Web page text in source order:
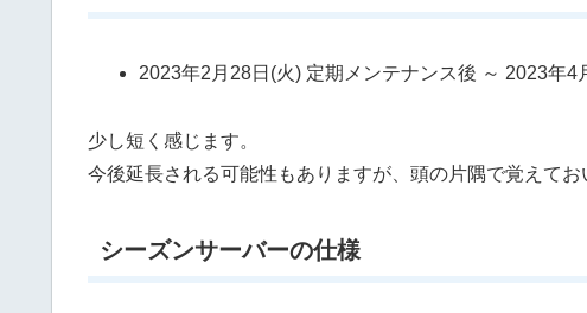
2023年2月28日(火) 定期メンテナンス後 ～ 2023年
少し短く感じます。
今後延長される可能性もありますが、頭の片隅で覚えてお
シーズンサーバーの仕様